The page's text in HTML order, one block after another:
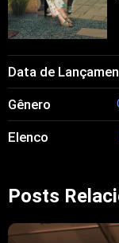
Data de
Gênero
Elenco
Posts